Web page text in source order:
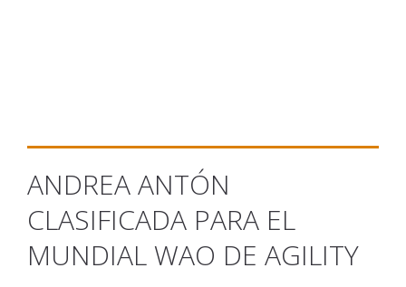
ANDREA ANTÓN
CLASIFICADA PARA EL
MUNDIAL WAO DE AGILITY